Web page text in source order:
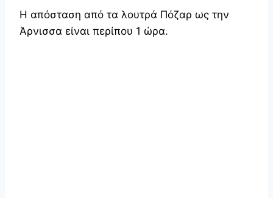
Η απόσταση από τα λουτρά Πόζαρ ως την
Άρνισσα είναι περίπου 1 ώρα.